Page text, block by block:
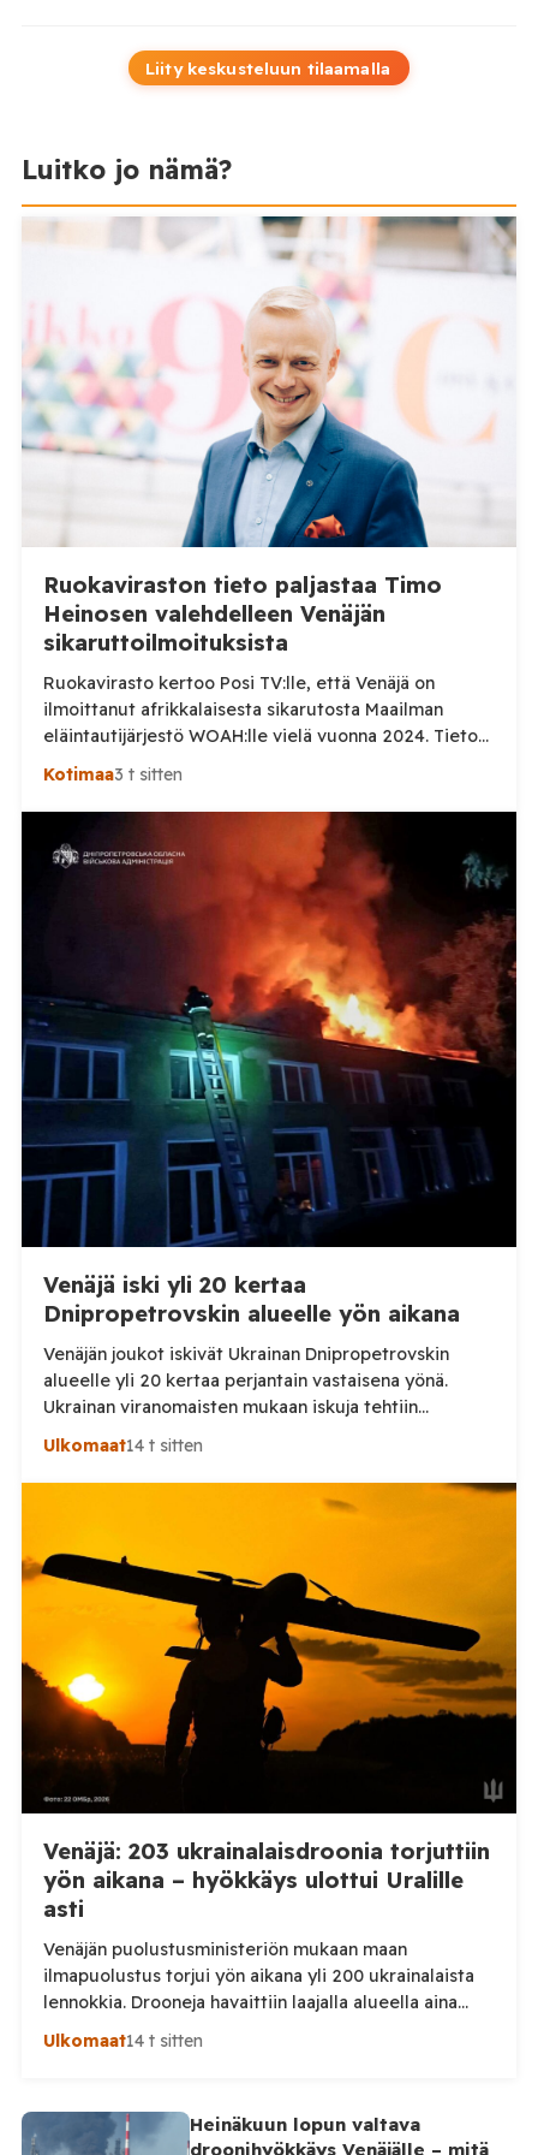
Liity keskusteluun tilaamalla
Luitko jo nämä?
Ruokaviraston tieto paljastaa Timo
Heinosen valehdelleen Venäjän
sikaruttoilmoituksista
Ruokavirasto kertoo Posi TV:lle, että Venäjä on
ilmoittanut afrikkalaisesta sikarutosta Maailman
eläintautijärjestö WOAH:lle vielä vuonna 2024. Tieto
haastaa kokoomuksen kansanedustaja Timo Heinosen
sikaruttoilmoituksista. Suomi on puolestaan
ilmoittanut tuoreesta Virolahden tapauksesta sekä
WOAH:n kautta että suoraan Venäjän
eläinlääkintäviranomaisille. Ruokavirasto kertoi Posi
TV:lle tarkempia tietoja Suomen ensimmäisestä
afrikkalaisen sikaruton tapauksesta sekä
eläintautitietojen vaihdosta […]
Kotimaa3 t sitten
Venäjä iski yli 20 kertaa
Dnipropetrovskin alueelle yön aikana
Venäjän joukot iskivät Ukrainan Dnipropetrovskin
alueelle yli 20 kertaa perjantain vastaisena yönä.
Ukrainan viranomaisten mukaan iskuja tehtiin
drooneilla ja tykistöllä viidelle eri alueelle.
alueellisen sotilashallinnon johtaja Oleksandr Hanzha
kertoi perjantaiaamuna 7. elokuuta julkaisemassaan
hyökkäsivät yön aikana yli 20 kertaa viidelle alueelle.
Nikopolin alueella iskuja kohdistui Nikopolin
kaupunkiin sekä […]
Ulkomaat14 t sitten
Venäjä: 203 ukrainalaisdroonia torjuttiin
yön aikana – hyökkäys ulottui Uralille
asti
Venäjän puolustusministeriön mukaan maan
ilmapuolustus torjui yön aikana yli 200 ukrainalaista
lennokkia. Drooneja havaittiin laajalla alueella aina
Uralille asti. Venäjän puolustusministeriön virallisen
miehittämätöntä ilma-alusta torstai-illan 6. elokuuta
ja perjantaiaamun 7. elokuuta välisenä aikana.
Ulkomaat14 t sitten
Heinäkuun lopun valtava
droonihyökkäys Venäjälle – mitä